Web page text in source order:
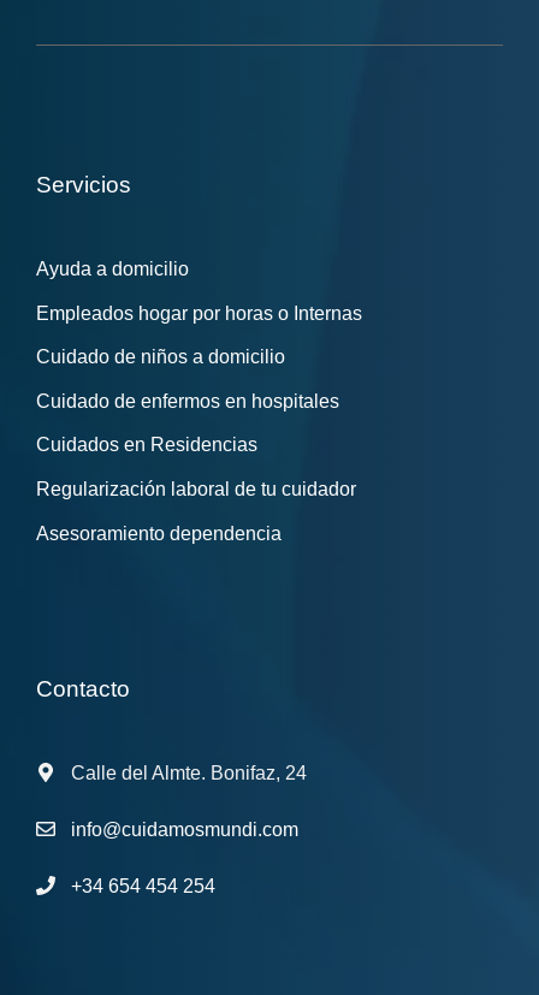
Servicios
Ayuda a domicilio
Empleados hogar por horas o Internas
Cuidado de niños a domicilio
Cuidado de enfermos en hospitales
Cuidados en Residencias
Regularización laboral de tu cuidador
Asesoramiento dependencia
Contacto
Calle del Almte. Bonifaz, 24
info@cuidamosmundi.com
+34 654 454 254